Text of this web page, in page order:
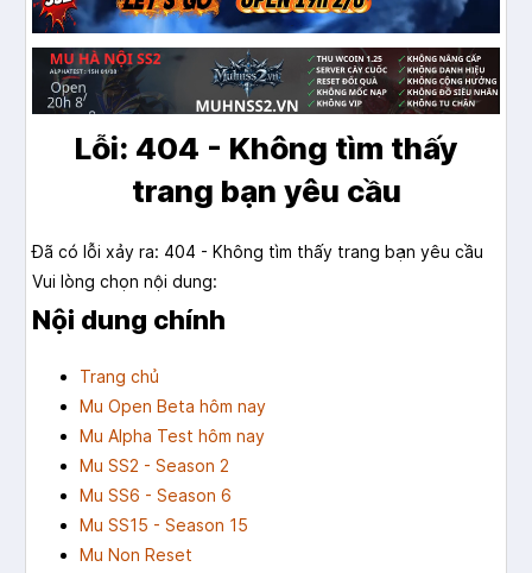
Lỗi: 404 - Không tìm thấy
trang bạn yêu cầu
Đã có lỗi xảy ra: 404 - Không tìm thấy trang bạn yêu cầu
Vui lòng chọn nội dung:
Nội dung chính
Trang chủ
Mu Open Beta hôm nay
Mu Alpha Test hôm nay
Mu SS2 - Season 2
Mu SS6 - Season 6
Mu SS15 - Season 15
Mu Non Reset